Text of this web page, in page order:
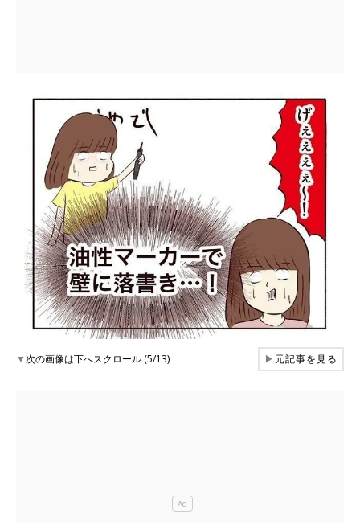
▼次の画像は下へスクロール (5/13) ▶元記事を見る